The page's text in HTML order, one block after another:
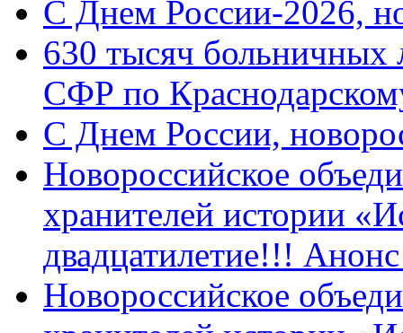
C Днем России-2026,
630 тысяч больничных
СФР по
C Днем России,
Новороссийское
хранителей истории
двадцатилетие!!!
Новороссийское